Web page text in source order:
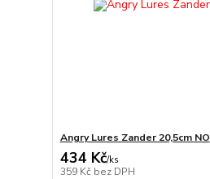
Angry Lures Zander 20,5cm NO
434 Kč/ks
359 Kč bez DPH